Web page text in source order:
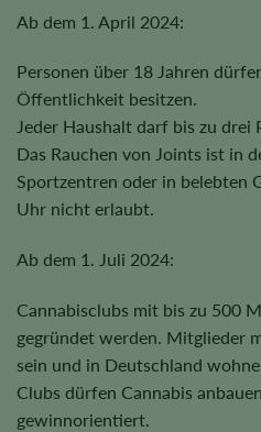
Ab dem 1. April 2024:
Personen über 18 Jahren
Öffentlichkeit besitzen.
Jeder Haushalt darf bis zu drei
Das Rauchen von Joints ist in
Sportzentren oder in belebten
Uhr nicht erlaubt.
Ab dem 1. Juli 2024:
Cannabisclubs mit bis zu 500
gegründet werden. Mitglieder
sein und in Deutschland
Clubs dürfen Cannabis
gewinnorientiert.